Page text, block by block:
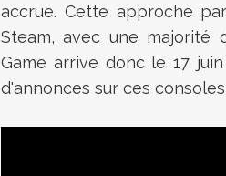
accrue. Cette approche
Steam, avec une majorité
Game arrive donc le 17
d'annonces sur ces